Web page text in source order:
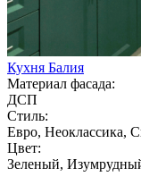
Кухня Балия
Материал фасада:
ДСП
Стиль:
Евро, Неоклассика,
Цвет:
Зеленый,